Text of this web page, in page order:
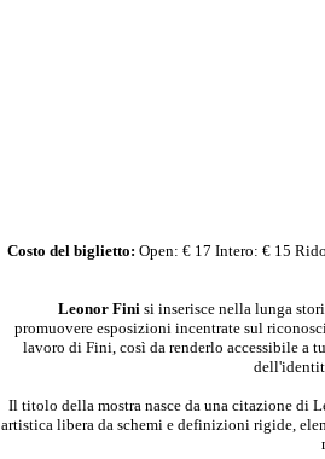
Costo del biglietto: Open: € 17 Intero: € 15
Leonor Fini si inserisce nella lunga
promuovere esposizioni incentrate sul
lavoro di Fini, così da renderlo accessibile a
Il titolo della mostra nasce da una citazione di
artistica libera da schemi e definizioni rigide,